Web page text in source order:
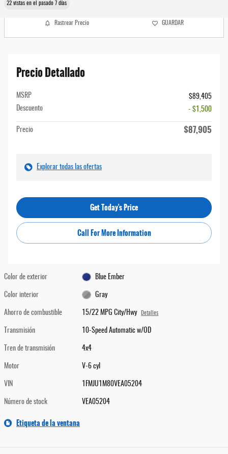
22 vistas en el pasado 7 días
Rastrear Precio GUARDAR
Precio Detallado
MSRP
$89,405
Descuento
- $1,500
Precio $87,905
Explorar todas las ofertas
Get Today's Price
Call For More Information
Color de exterior Blue Ember
Color interior Gray
Ahorro de combustible 15/22 MPG City/Hwy Detalles
Transmisión 10-Speed Automatic w/OD
Tren de transmisión 4x4
Motor V-6 cyl
VIN 1FMJU1M80VEA05204
Número de stock VEA05204
Etiqueta de la ventana